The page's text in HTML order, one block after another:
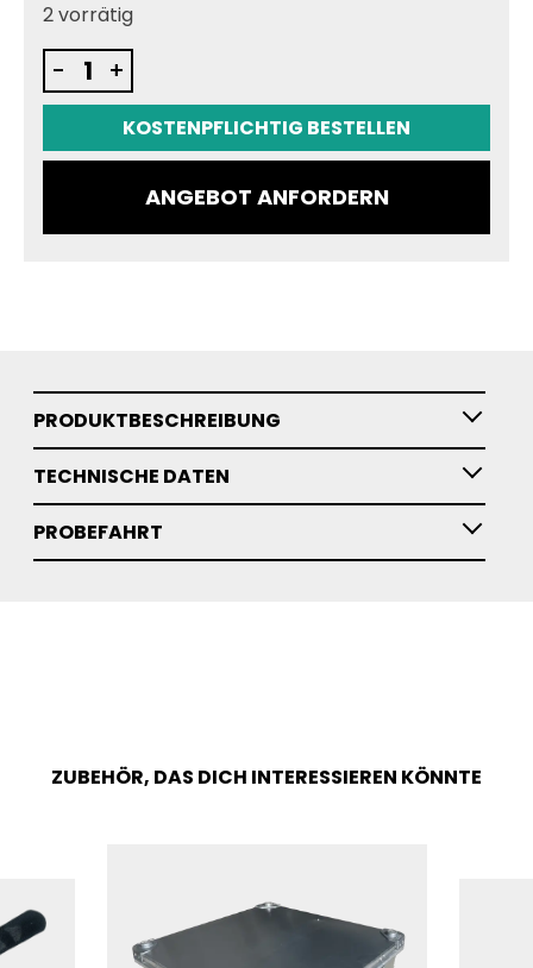
2 vorrätig
AirFly
by
Menge
+
-
KOSTENPFLICHTIG BESTELLEN
ANGEBOT ANFORDERN
PRODUKTBESCHREIBUNG
TECHNISCHE DATEN
PROBEFAHRT
ZUBEHÖR, DAS DICH INTERESSIEREN KÖNNTE